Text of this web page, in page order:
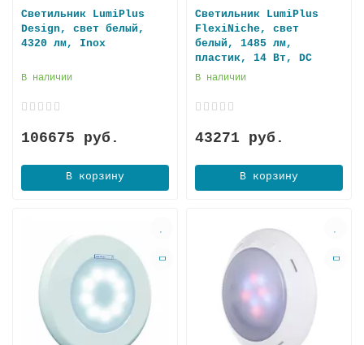
Светильник LumiPlus
Design, свет белый,
4320 лм, Inox
В наличии
106675 руб.
В корзину
Светильник LumiPlus
FlexiNiche, свет
белый, 1485 лм,
пластик, 14 Вт, DC
В наличии
43271 руб.
В корзину